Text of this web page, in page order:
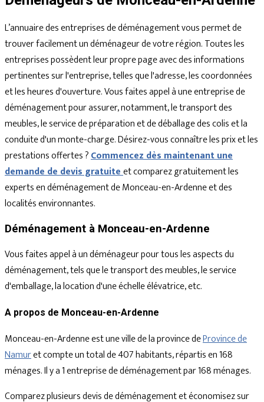
L’annuaire des entreprises de déménagement vous permet de
trouver facilement un déménageur de votre région. Toutes les
entreprises possèdent leur propre page avec des informations
pertinentes sur l'entreprise, telles que l'adresse, les coordonnées
et les heures d'ouverture. Vous faites appel à une entreprise de
déménagement pour assurer, notamment, le transport des
meubles, le service de préparation et de déballage des colis et la
conduite d'un monte-charge. Désirez-vous connaître les prix et les
prestations offertes ?Commencez dès maintenant une
demande de devis gratuiteet comparez gratuitement les
experts en déménagement de Monceau-en-Ardenne et des
localités environnantes.
Déménagement à Monceau-en-Ardenne
Vous faites appel à un déménageur pour tous les aspects du
déménagement, tels que le transport des meubles, le service
d'emballage, la location d'une échelle élévatrice, etc.
A propos de Monceau-en-Ardenne
Monceau-en-Ardenne est une ville de la province deProvince de
Namuret compte un total de 407 habitants, répartis en 168
ménages. Il y a 1 entreprise de déménagement par 168 ménages.
Comparez plusieurs devis de déménagement et économisez sur